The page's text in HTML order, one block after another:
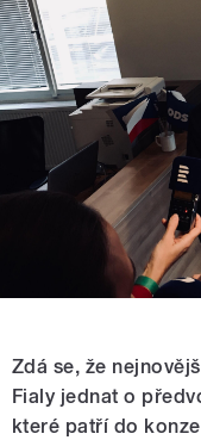
Zdá se, že
Fialy jednat o
které patří do